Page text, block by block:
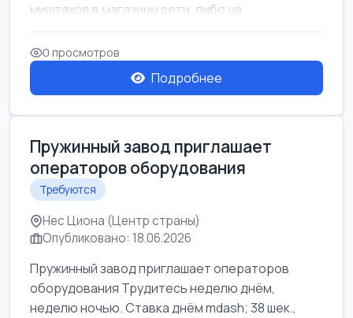
миштахов в магазины сети, либо на...
0 просмотров
Подробнее
Пружинный завод приглашает
операторов оборудования
Требуются
Нес Циона (Центр страны)
Опубликовано: 18.06.2026
Пружинный завод приглашает операторов
оборудования Трудитесь неделю днём,
неделю ночью. Ставка днём mdash; 38 шек.,